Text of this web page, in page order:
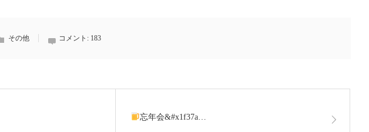
その他 コメント: 183
忘年会&#x1f37a…